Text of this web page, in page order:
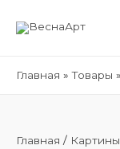
Главная Товары
Главная / Картины